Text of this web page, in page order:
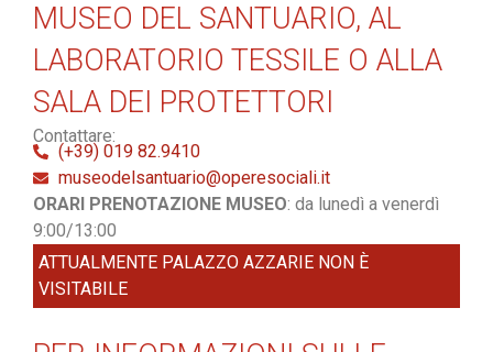
MUSEO DEL SANTUARIO, AL
LABORATORIO TESSILE O ALLA
SALA DEI PROTETTORI
Contattare:
(+39) 019 82.9410
museodelsantuario@operesociali.it
ORARI PRENOTAZIONE MUSEO: da lunedì a venerdì
9:00/13:00
ATTUALMENTE PALAZZO AZZARIE NON È
VISITABILE